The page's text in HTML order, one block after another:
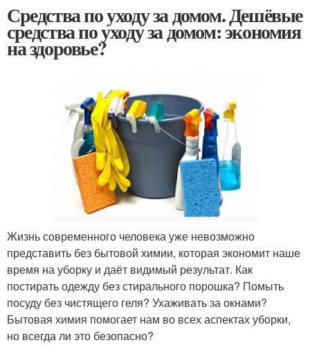
Средства по уходу за домом. Дешёвые
средства по уходу за домом: экономия
на здоровье?
Жизнь современного человека уже невозможно
представить без бытовой химии, которая экономит наше
время на уборку и даёт видимый результат. Как
постирать одежду без стирального порошка? Помыть
посуду без чистящего геля? Ухаживать за окнами?
Бытовая химия помогает нам во всех аспектах уборки,
но всегда ли это безопасно?